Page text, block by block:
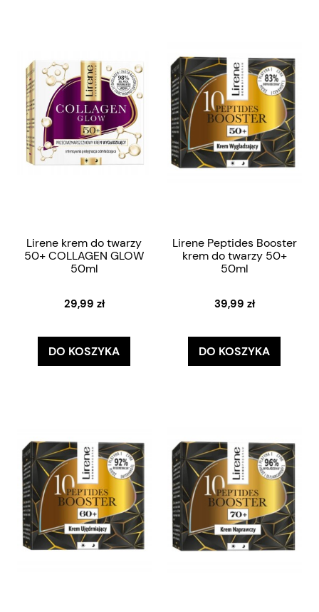
Lirene krem do twarzy
50+ COLLAGEN GLOW
50ml
29,99 zł
DO KOSZYKA
Lirene Peptides Booster
krem do twarzy 50+
50ml
39,99 zł
DO KOSZYKA